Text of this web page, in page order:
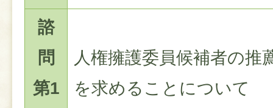
諮
問
第1
人権擁護委員候補者の推
を求めることについて